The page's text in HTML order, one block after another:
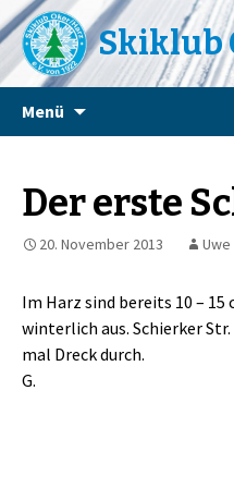
Skiklub
Menü
Der erste
20. November 2013
Im Harz sind bereits 10 –
winterlich aus. Schierker
mal Dreck durch.
G.